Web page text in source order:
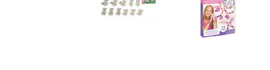
sa
korálikov